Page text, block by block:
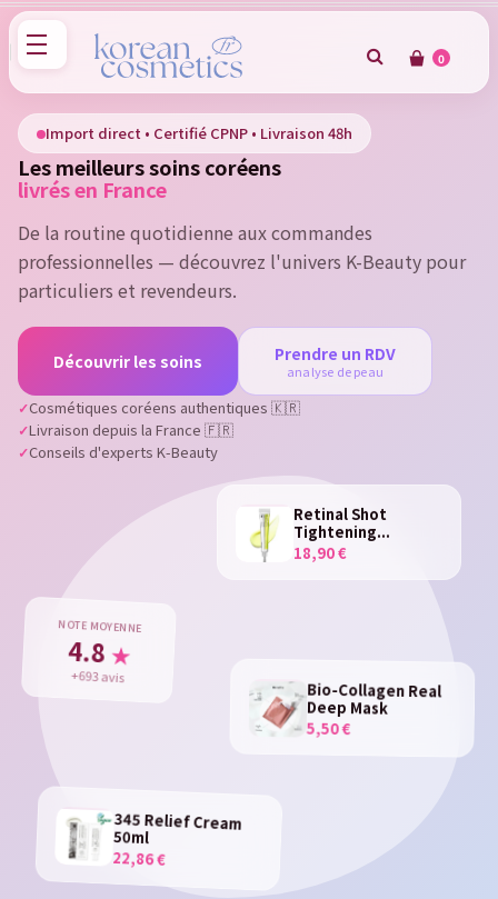
0
Import direct • Certifié CPNP • Livraison 48h
Les meilleurs soins coréens
livrés en France
De la routine quotidienne aux commandes
professionnelles — découvrez l'univers K-Beauty pour
particuliers et revendeurs.
Découvrir les soins Prendre un RDV
analyse de peau
Cosmétiques coréens authentiques 🇰🇷
Livraison depuis la France 🇫🇷
Conseils d'experts K-Beauty
Retinal Shot
Tightening...
18,90 €
345 Relief Cream
50ml
22,86 €
Bio-Collagen Real
Deep Mask
5,50 €
NOTE MOYENNE
4.8 ★
+693 avis
Sign in
You need to be logged in to save products in your wish
list.
Cancel